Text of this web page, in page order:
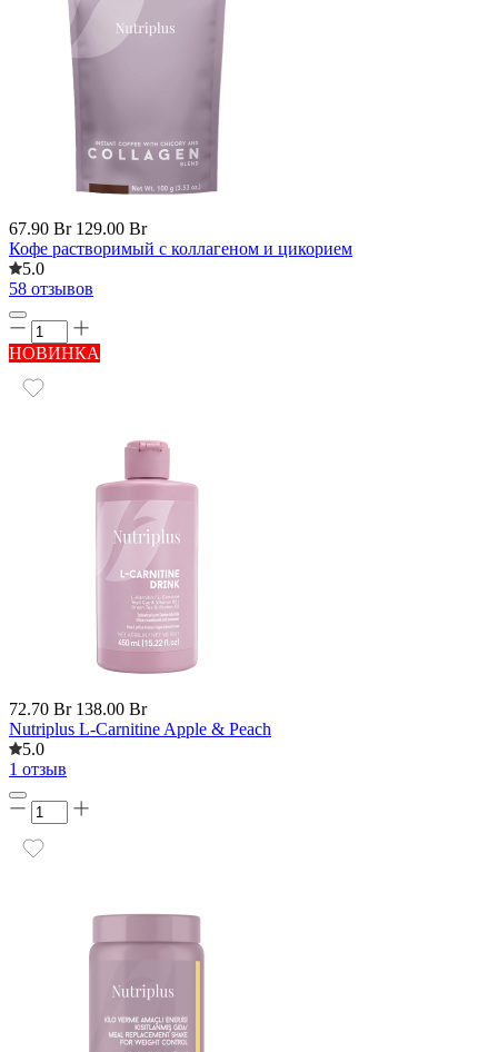
67.90 Br 129.00 Br
Кофе растворимый с коллагеном и цикорием
5.0
58 отзывов
НОВИНКА
72.70 Br 138.00 Br
Nutriplus L-Carnitine Apple & Peach
5.0
1 отзыв